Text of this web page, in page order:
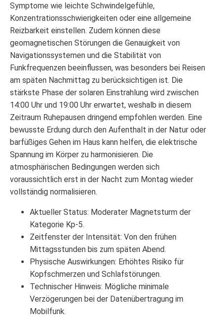
Symptome wie leichte Schwindelgefühle,
Konzentrationsschwierigkeiten oder eine allgemeine
Reizbarkeit einstellen. Zudem können diese
geomagnetischen Störungen die Genauigkeit von
Navigationssystemen und die Stabilität von
Funkfrequenzen beeinflussen, was besonders bei Reisen
am späten Nachmittag zu berücksichtigen ist. Die
stärkste Phase der solaren Einstrahlung wird zwischen
14:00 Uhr und 19:00 Uhr erwartet, weshalb in diesem
Zeitraum Ruhepausen dringend empfohlen werden. Eine
bewusste Erdung durch den Aufenthalt in der Natur oder
barfüßiges Gehen im Haus kann helfen, die elektrische
Spannung im Körper zu harmonisieren. Die
atmosphärischen Bedingungen werden sich
voraussichtlich erst in der Nacht zum Montag wieder
vollständig normalisieren.
Aktueller Status: Moderater Magnetsturm der
Kategorie Kp-5.
Zeitfenster der Intensität: Von den frühen
Mittagsstunden bis zum späten Abend.
Physische Auswirkungen: Erhöhtes Risiko für
Kopfschmerzen und Schlafstörungen.
Technischer Hinweis: Mögliche minimale
Verzögerungen bei der Datenübertragung im
Mobilfunk.